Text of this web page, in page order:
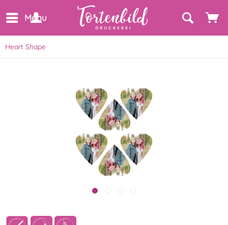
Menu
Heart Shape